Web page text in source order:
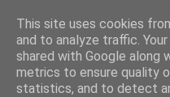
This site uses cookies
and to analyze traffic.
shared with Google along
metrics to ensure quality
statistics, and to detect